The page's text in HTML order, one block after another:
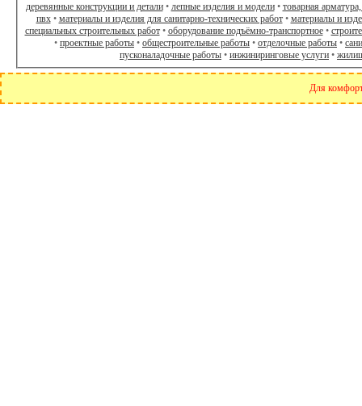
деревянные конструкции и детали• лепные изделия и модели• товарная
пвх• материалы и изделия для санитарно-технических работ• материалы и
специальных строительных работ• оборудование подъёмно-транспортное•
• проектные работы • общестроительные работы • отделочные работы •
пусконаладочные работы • инжиниринговые услуги •
Для